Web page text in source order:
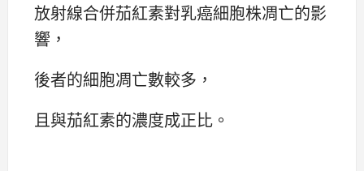
放射線合併茄紅素對乳癌細胞株凋亡的影
響，
後者的細胞凋亡數較多，
且與茄紅素的濃度成正比。